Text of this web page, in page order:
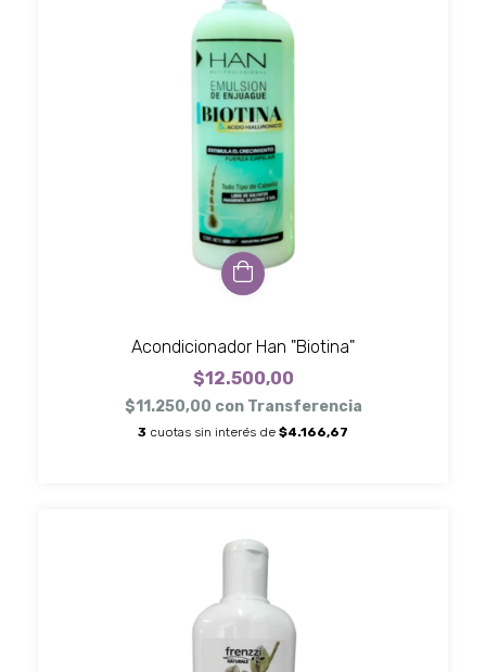
Acondicionador Han "Biotina"
$12.500,00
$11.250,00 con Transferencia
3 cuotas sin interés de $4.166,67